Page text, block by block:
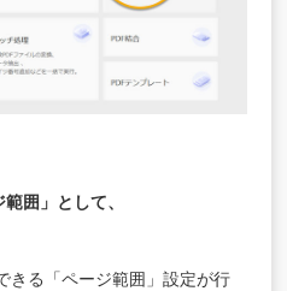
囲」として、
る「ページ範囲」設定が行